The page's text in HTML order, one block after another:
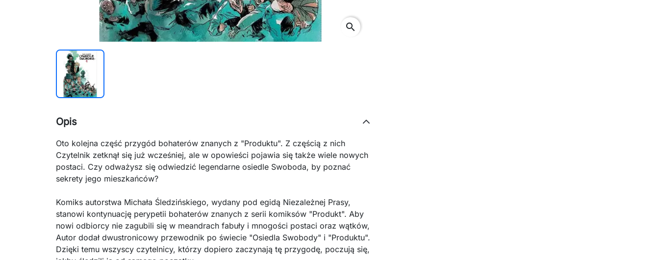
search
Opis
Oto kolejna część przygód bohaterów znanych z "Produktu". Z częścią z nich
Czytelnik zetknął się już wcześniej, ale w opowieści pojawia się także wiele nowych
postaci. Czy odważysz się odwiedzić legendarne osiedle Swoboda, by poznać
sekrety jego mieszkańców?
Komiks autorstwa Michała Śledzińskiego, wydany pod egidą Niezależnej Prasy,
stanowi kontynuację perypetii bohaterów znanych z serii komiksów "Produkt". Aby
nowi odbiorcy nie zagubili się w meandrach fabuły i mnogości postaci oraz wątków,
Autor dodał dwustronicowy przewodnik po świecie "Osiedla Swobody" i "Produktu".
Dzięki temu wszyscy czytelnicy, którzy dopiero zaczynają tę przygodę, poczują się,